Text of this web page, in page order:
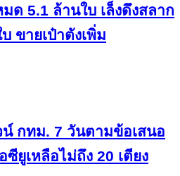
ด 5.1 ล้านใบ เล็งดึงสลาก
ขายเป๋าตังเพิ่ม
กทม. 7 วันตามข้อเสนอ
ซียูเหลือไม่ถึง 20 เตียง